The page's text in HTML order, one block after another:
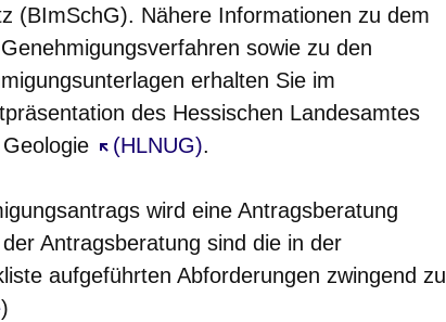
(BImSchG). Nähere Informationen zu dem
sowie zu den
erhalten Sie im
des Hessischen Landesamtes
(HLNUG)
Öffnet sich in einem neuen Fenster
.
wird eine Antragsberatung
Antragsberatung sind die in der
aufgeführten Abforderungen zwingend zu
einem neuen Fenster
)